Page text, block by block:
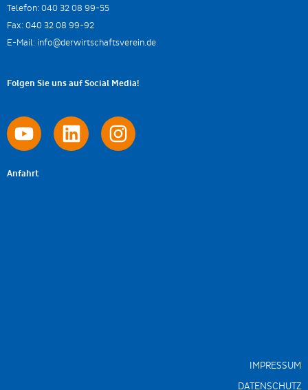
Telefon: 040 32 08 99-55
Fax: 040 32 08 99-92
E-Mail: info@derwirtschaftsverein.de
Folgen Sie uns auf Social Media!
Anfahrt
IMPRESSUM
DATENSCHUTZ